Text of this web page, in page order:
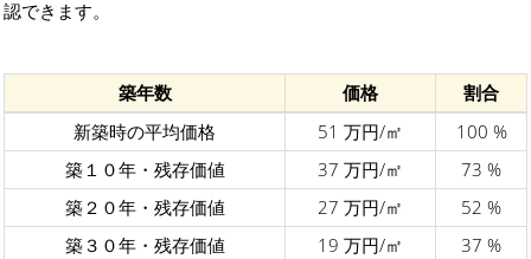
認できます。
築年数 価格
割合
新築時の平均価格
51 万円/㎡
100 %
築１０年・残存価値
37 万円/㎡
73 %
築２０年・残存価値
27 万円/㎡
52 %
築３０年・残存価値
19 万円/㎡ 37 %